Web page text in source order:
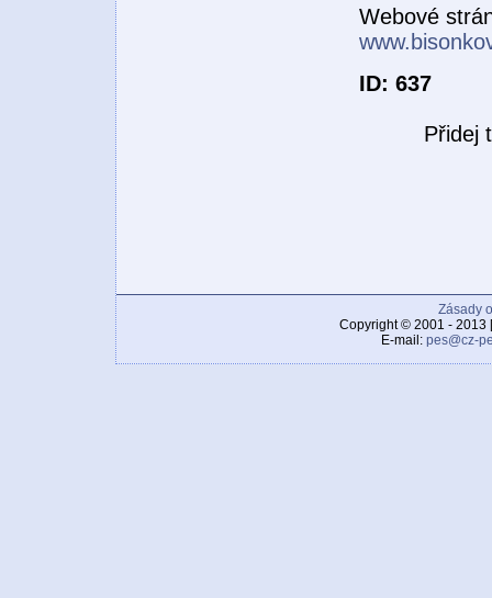
Webové
ID: 637
Přidej
Zásady
Copyright © 2001 - 2013
E-mail: pes@cz-